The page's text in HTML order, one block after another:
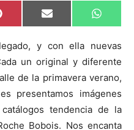
C
o
p
a
r
i
r
e
n
P
i
t
r
e
s
t
C
o
p
a
r
t
i
r
e
n
E
m
i
C
o
p
a
r
i
r
e
n
W
h
t
A
p
p
y con ella nuevas
un original y diferente
de la primavera verano,
presentamos imágenes
tendencia de la
Bobois. Nos encanta